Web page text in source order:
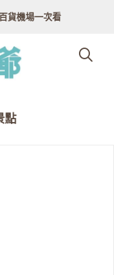
貨機場一次看
點